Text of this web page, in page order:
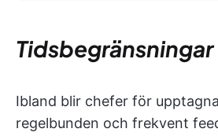
Tidsbegränsningar
Ibland blir chefer för
regelbunden och frekvent